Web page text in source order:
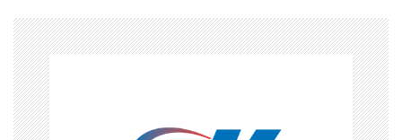
a
v
i